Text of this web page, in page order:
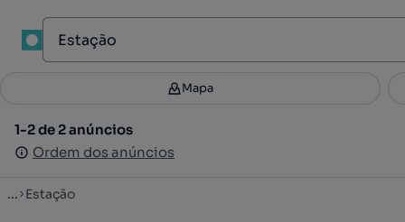
Filtros 3
1-2 de 2 anúncios
Ordem dos anúncios
Mapa
1-2 de 2 anúncios
Ordem dos anúncios
... Estação